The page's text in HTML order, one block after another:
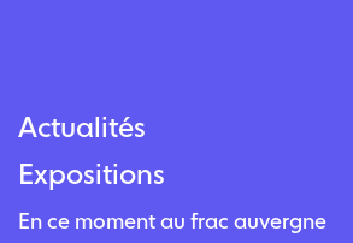
Actualités
Expositions
En ce moment au frac auvergne